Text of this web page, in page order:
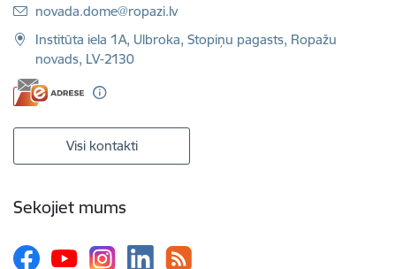
E-pasts:
novada.dome@ropazi.lv
Institūta iela 1A, Ulbroka, Stopiņu pagasts, Ropažu
novads, LV-2130
Visi kontakti
Sekojiet mums